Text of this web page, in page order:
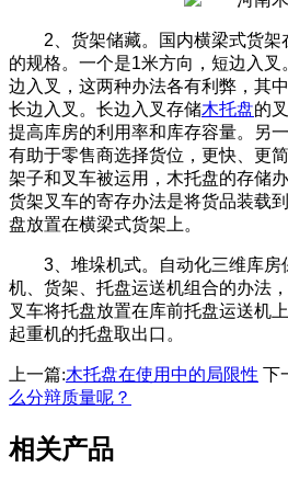
2、货架储藏。国内横梁式货架
的规格。一个是1米方向，短边入
边入叉，这两种办法各有利弊，其
长边入叉。长边入叉存储木托盘的
提高库房的利用率和库存容量。另
有助于零售商选择货位，更快、更
架子和叉车被运用，木托盘的存储
货架叉车的寄存办法是将货品装载
盘放置在横梁式货架上。
3、堆垛机式。自动化三维库
机、货架、托盘运送机组合的办法
叉车将托盘放置在库前托盘运送机
起重机的托盘取出口。
上一篇:木托盘在使用中的局限性 下
么分辩质量呢？
相关产品